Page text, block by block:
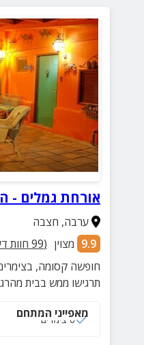
אורחת גמלים -
ערבה, חצבה
9.9 מצוין (
99 חוות
חופשה קסומה,
תרגישו ממש בבית
מאפייני המתחם
6 צימרים